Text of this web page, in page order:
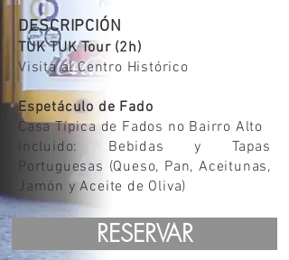
DESCRIPCIÓN
TUK TUK Tour (2h)
Visita al Centro Histórico
Espetáculo de Fado
Casa Típica de Fados no Bairro Alto
Incluido: Bebidas y Tapas
Portuguesas (Queso, Pan, Aceitunas,
Jamón y Aceite de Oliva)
RESERVAR